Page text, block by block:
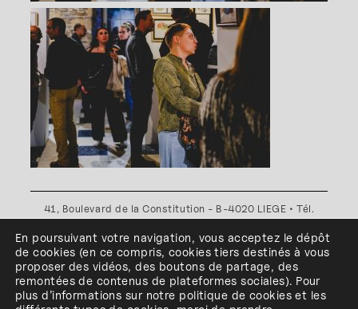
41, Boulevard de la Constitution - B-4020 LIEGE • Tél.
Plan d'accès•Politique de confidentialité•Politique de
cookies•Conditions générales
l'ESA Saint-Luc Liège est membre du
En poursuivant votre navigation, vous acceptez le dépôt
de cookies (en ce compris, cookiestiers destinés à vous
proposer des vidéos, des boutons de partage, des
remontées de contenus de plateformes sociales). Pour
plus d’informations sur notre politique de cookies et les